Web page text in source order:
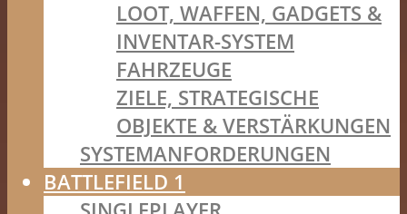
LOOT, WAFFEN, GADGETS &
INVENTAR-SYSTEM
FAHRZEUGE
ZIELE, STRATEGISCHE
OBJEKTE & VERSTÄRKUNGEN
SYSTEMANFORDERUNGEN
BATTLEFIELD 1